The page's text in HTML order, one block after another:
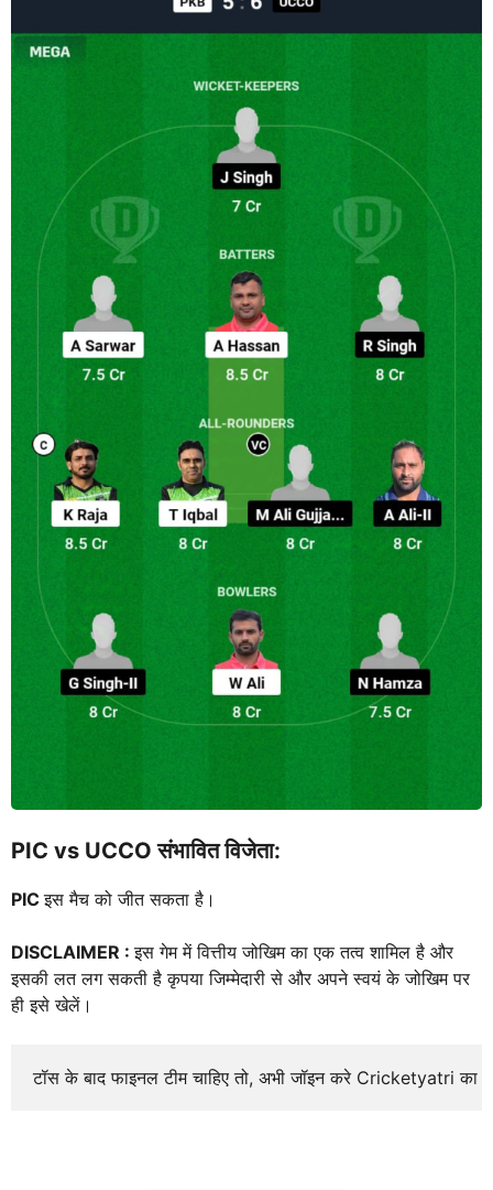
PIC vs UCCO संभावित विजेता:
PICइस मैच को जीत सकता है।
DISCLAIMER :इस गेम में वित्तीय जोखिम का एक तत्व शामिल है और
इसकी लत लग सकती है कृपया जिम्मेदारी से और अपने स्वयं के जोखिम पर
ही इसे खेलें।
टॉस के बाद फाइनल टीम चाहिए तो, अभी जॉइन करे Cricketyatri